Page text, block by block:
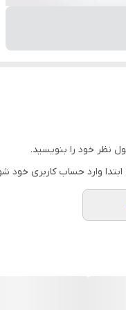
نظر خود را بنویسید.
وارد حساب کاربری خود